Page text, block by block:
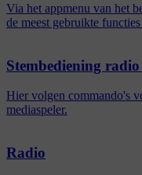
Via het appmenu van het
de meest gebruikte
Stembediening
Hier volgen commando's
mediaspeler.
Radio